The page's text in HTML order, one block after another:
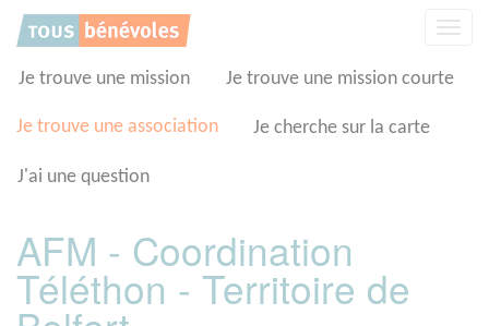
Je trouve une mission Je trouve une mission courte
Je trouve une association Je cherche sur la carte
J'ai une question
AFM - Coordination
Téléthon - Territoire de
Panneau de gestion des cookies